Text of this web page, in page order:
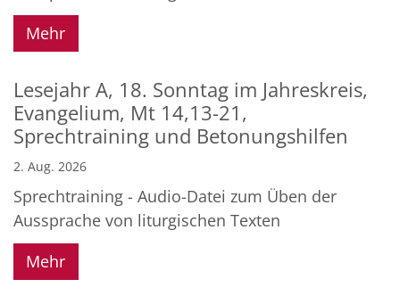
Mehr
Lesejahr A, 18. Sonntag im Jahreskreis,
Evangelium, Mt 14,13-21,
Sprechtraining und Betonungshilfen
2. Aug. 2026
Sprechtraining - Audio-Datei zum Üben der
Aussprache von liturgischen Texten
Mehr